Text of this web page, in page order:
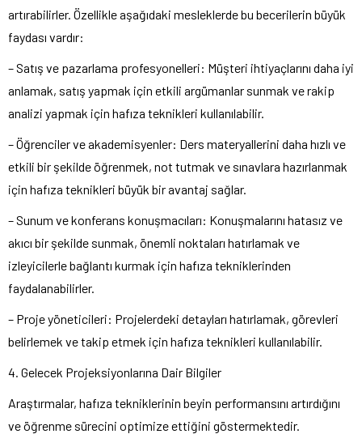
artırabilirler. Özellikle aşağıdaki mesleklerde bu becerilerin büyük
faydası vardır:
– Satış ve pazarlama profesyonelleri: Müşteri ihtiyaçlarını daha iyi
anlamak, satış yapmak için etkili argümanlar sunmak ve rakip
analizi yapmak için hafıza teknikleri kullanılabilir.
– Öğrenciler ve akademisyenler: Ders materyallerini daha hızlı ve
etkili bir şekilde öğrenmek, not tutmak ve sınavlara hazırlanmak
için hafıza teknikleri büyük bir avantaj sağlar.
– Sunum ve konferans konuşmacıları: Konuşmalarını hatasız ve
akıcı bir şekilde sunmak, önemli noktaları hatırlamak ve
izleyicilerle bağlantı kurmak için hafıza tekniklerinden
faydalanabilirler.
– Proje yöneticileri: Projelerdeki detayları hatırlamak, görevleri
belirlemek ve takip etmek için hafıza teknikleri kullanılabilir.
4. Gelecek Projeksiyonlarına Dair Bilgiler
Araştırmalar, hafıza tekniklerinin beyin performansını artırdığını
ve öğrenme sürecini optimize ettiğini göstermektedir.